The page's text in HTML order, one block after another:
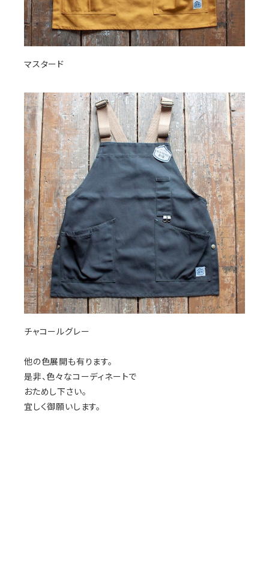
マスタード
チャコールグレー
他の色展開も有ります。
是非、色々なコーディネートで
おためし下さい。
宜しく御願いします。